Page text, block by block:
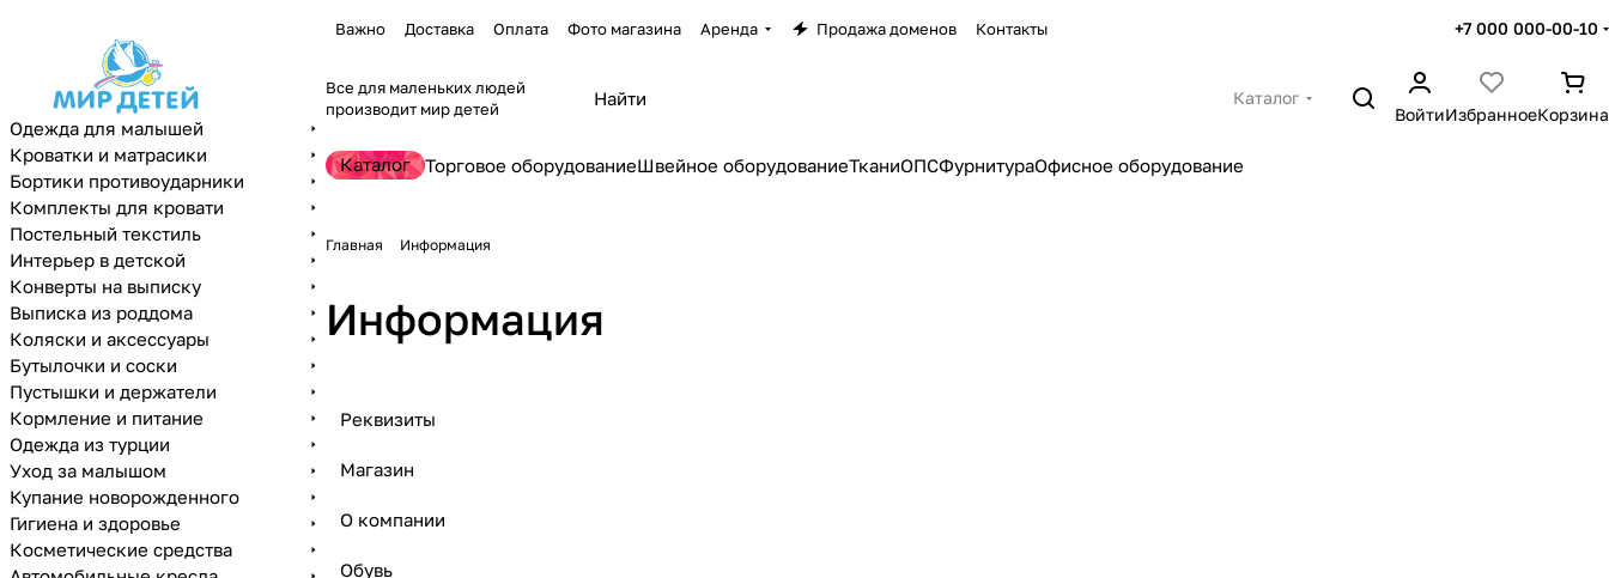
Важно Доставка Оплата Фото магазина Аренда Продажа доменов Контакты +7 000 000-00-10
Все для маленьких людей
производит мир детей
Каталог
ВойтиИзбранноеКорзина
Каталог Торговое оборудованиеШвейное оборудованиеТканиОПСФурнитураОфисное оборудование
Главная Информация
Информация
Реквизиты
Магазин
О компании
Обувь
Одежда для малышей
Кроватки и матрасики
Бортики противоударники
Комплекты для кровати
Постельный текстиль
Интерьер в детской
Конверты на выписку
Выписка из роддома
Коляски и аксессуары
Бутылочки и соски
Пустышки и держатели
Кормление и питание
Одежда из турции
Уход за малышом
Купание новорожденного
Гигиена и здоровье
Косметические средства